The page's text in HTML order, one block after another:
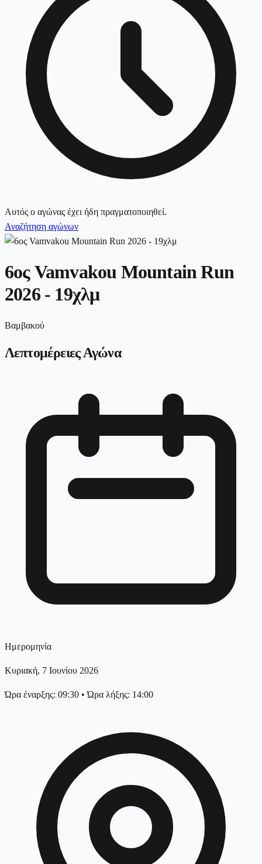
Αυτός ο αγώνας έχει ήδη πραγματοποιηθεί.
Αναζήτηση αγώνων
6ος Vamvakou Mountain Run
2026 - 19χλμ
Βαμβακού
Λεπτομέρειες Αγώνα
Ημερομηνία
Κυριακή, 7 Ιουνίου 2026
Ώρα έναρξης: 09:30 •Ώρα λήξης: 14:00